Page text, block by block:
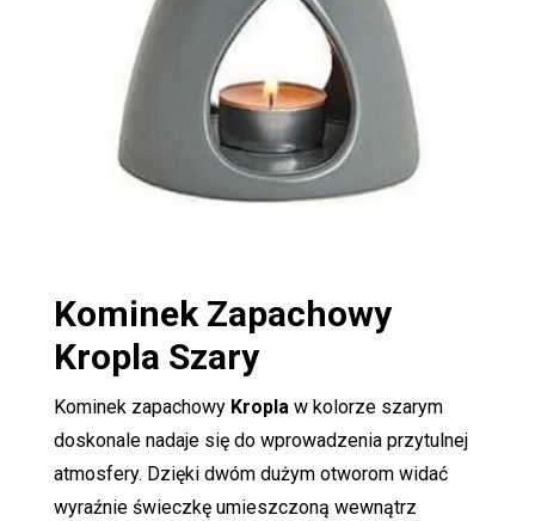
Kominek Zapachowy
Kropla Szary
Kominek zapachowy Kroplaw kolorze szarym
doskonale nadaje się do wprowadzenia przytulnej
atmosfery. Dzięki dwóm dużym otworom widać
wyraźnie świeczkę umieszczoną wewnątrz